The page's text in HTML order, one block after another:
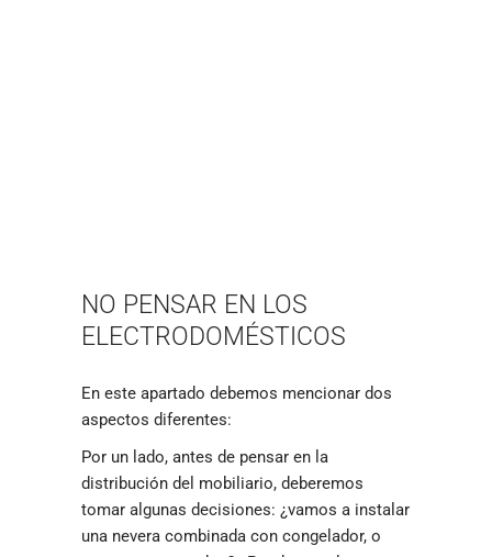
NO PENSAR EN LOS
ELECTRODOMÉSTICOS
En este apartado debemos mencionar dos
aspectos diferentes:
Por un lado, antes de pensar en la
distribución del mobiliario, deberemos
tomar algunas decisiones: ¿vamos a instalar
una nevera combinada con congelador, o